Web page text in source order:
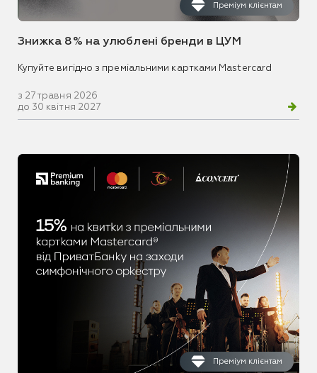
Преміум клієнтам
Знижка 8% на улюблені бренди в ЦУМ
Купуйте вигідно з преміальними картками Mastercard
з 27 травня 2026
до 30 квітня 2027
Преміум клієнтам